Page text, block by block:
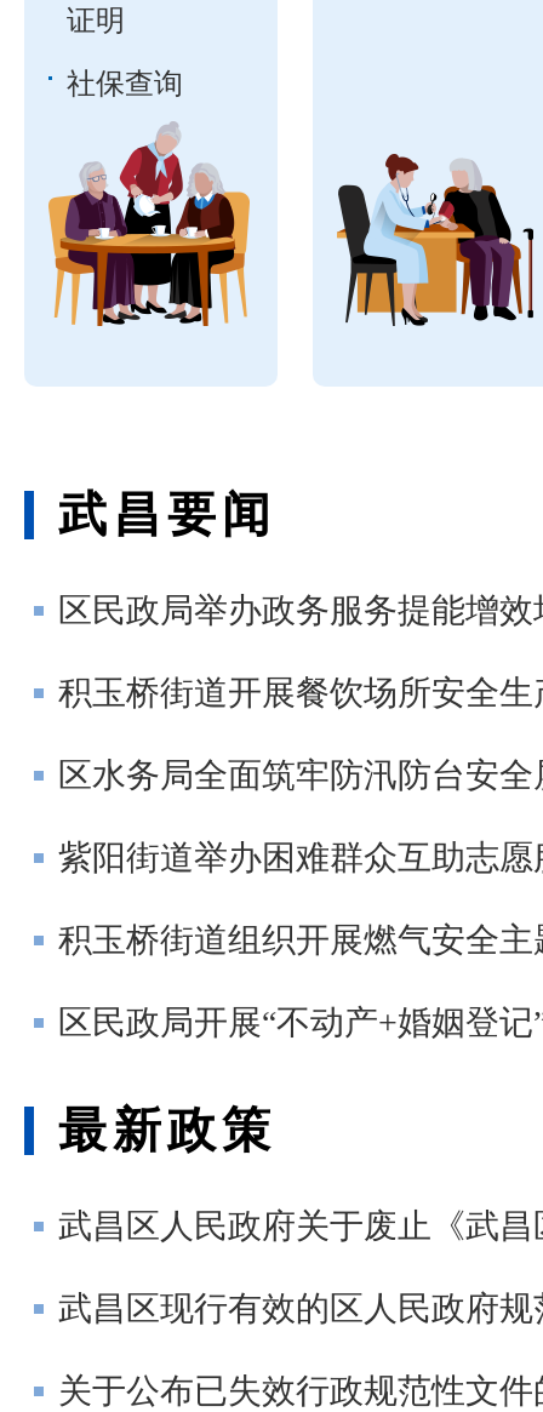
证明
社保查询
武昌要闻
区民政局举办政务服务提能增效
积玉桥街道开展餐饮场所安全
区水务局全面筑牢防汛防台安全
紫阳街道举办困难群众互助志
积玉桥街道组织开展燃气安全
区民政局开展“不动产+婚姻登
最新政策
武昌区人民政府关于废止《武
武昌区现行有效的区人民政府
关于公布已失效行政规范性文件